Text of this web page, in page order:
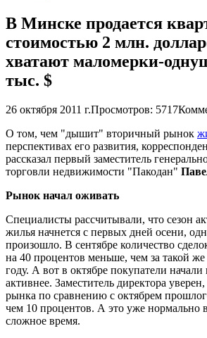
В Минске продается
стоимостью 2 млн.
хватают маломерки-
тыс. $
26 октября 2011 г.Просмотров: 5717
О том, чем "дышит" вторичный рынок
перспективах его развития,
рассказал первый заместитель
торговли недвижимости "Пакодан"
Рынок начал оживать
Специалисты рассчитывали, что сезон
жилья начнется с первых дней осени,
произошло. В сентябре количество
на 40 процентов меньше, чем за такой
году. А вот в октябре покупатели начали
активнее. Заместитель директора
рынка по сравнению с октябрем
чем 10 процентов. А это уже нормально
сложное время.